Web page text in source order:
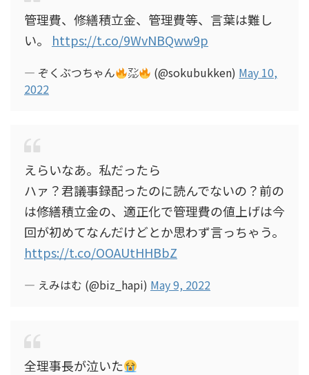
管理費、修繕積立金、管理費等、言葉は難し
い。 https://t.co/9WvNBQww9p
— ぞくぶつちゃん ㍇ (@sokubukken) May 10,
2022
えらいなあ。私だったら
ハァ？君議事録配ったのに読んでないの？前の
は修繕積立金の、適正化で管理費の値上げは今
回が初めてなんだけどとか思わず言っちゃう。
https://t.co/OOAUtHHBbZ
— えみはむ (@biz_hapi) May 9, 2022
全理事長が泣いた